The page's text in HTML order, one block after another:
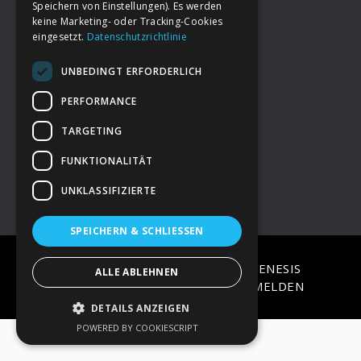
FooterDeine Spende
→ Impressum
→Kontakt zum PAO Team
COPYRIGHT © 2026 · ON
GENESIS
FRAMEWORK·WORDPRESS·ANMELDEN
Speichern von Einstellungen). Es werden
keine Marketing- oder Tracking-Cookies
eingesetzt. Datenschutzrichtlinie
UNBEDINGT ERFORDERLICH
PERFORMANCE
TARGETING
FUNKTIONALITÄT
UNKLASSIFIZIERTE
SPEICHERN & SCHLIESSEN
ALLE ABLEHNEN
DETAILS ANZEIGEN
POWERED BY COOKIESCRIPT